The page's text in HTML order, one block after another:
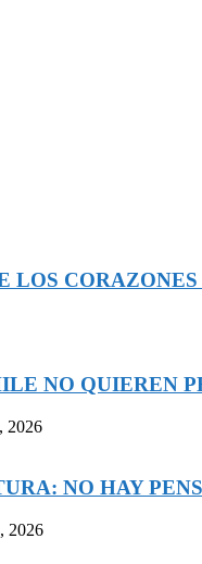
LOS
NO QUIEREN
2026
NO HAY
2026